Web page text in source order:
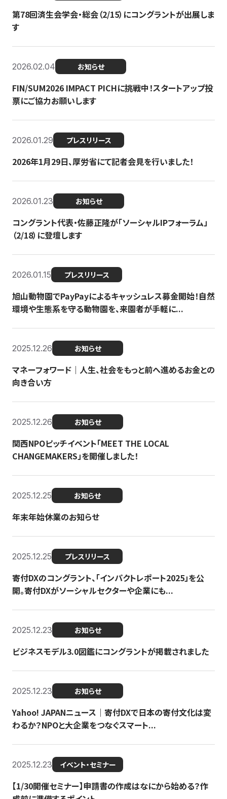
第78回済生会学会・総会（2/15）にコングラントが出展しま
す
2026.02.04 お知らせ
FIN/SUM2026 IMPACT PICHに挑戦中！スタートアップ投
票にご協力お願いします
2026.01.29 プレスリリース
2026年1月29日、厚労省にて記者会見を行いました！
2026.01.23 お知らせ
コングラント代表・佐藤正隆が「ソーシャルIPフォーラム」
（2/18）に登壇します
2026.01.15 プレスリリース
旭山動物園でPayPayによるキャッシュレス募金開始！自然
環境や生態系を守る動物園を、来園者が手軽に...
2025.12.26 お知らせ
マネーフォワード｜人生、社会をもっと前へ進めるお金との
向き合い方
2025.12.26 お知らせ
関西NPOピッチイベント「MEET THE LOCAL
CHANGEMAKERS」を開催しました！
2025.12.25 お知らせ
年末年始休業のお知らせ
2025.12.25 プレスリリース
寄付DXのコングラント、「インパクトレポート2025」を公
開。寄付DXがソーシャルセクターや企業にも...
2025.12.23 お知らせ
ビジネスモデル3.0図鑑にコングラントが掲載されました
2025.12.23 お知らせ
Yahoo! JAPANニュース｜寄付DXで日本の寄付文化は変
わるか？NPOと大企業をつなぐスマート...
2025.12.23 イベント・セミナー
【1/30開催セミナー】申請書の作成はなにから始める？作